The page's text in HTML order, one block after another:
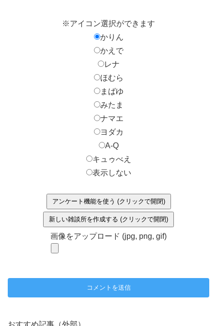
※アイコン選択ができます
かりん
かえで
レナ
ほむら
まばゆ
みたま
ナマエ
ヨダカ
A-Q
キュゥべえ
表示しない
アンケート機能を使う (クリックで開閉)
新しい雑談所を作成する (クリックで開閉)
画像をアップロード (jpg, png, gif)
おすすめ記事（外部）